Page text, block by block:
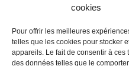
cookies
Pour offrir les meilleures
telles que les cookies pour stocker
appareils. Le fait de consentir à
des données telles que le
Powered byEvents Manager